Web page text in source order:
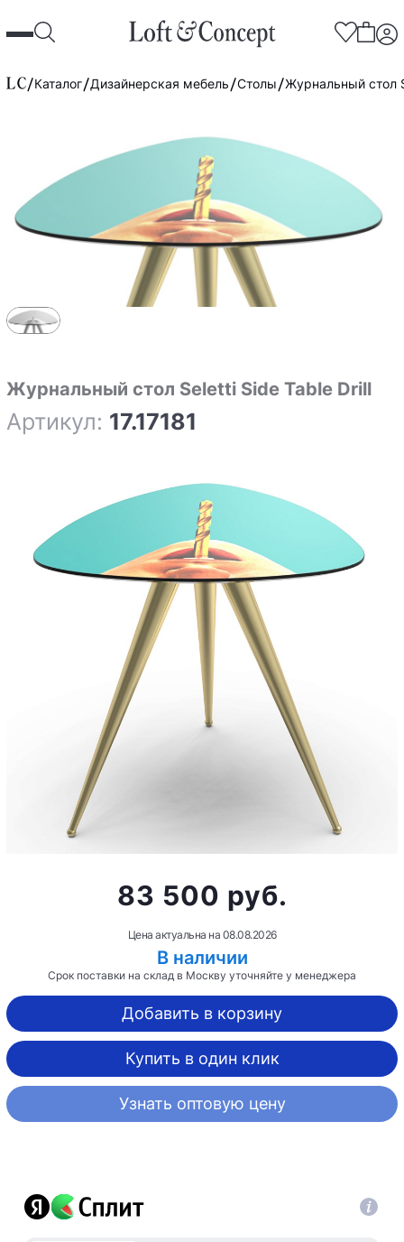
Каталог Дизайнерская мебель Столы Журнальный стол
Журнальный стол Seletti Side Table Drill
Артикул: 17.17181
83 500 руб.
Цена актуальна на 08.08.2026
В наличии
Срок поставки на склад в Москву уточняйте у менеджера
Добавить в корзину
Купить в один клик
Узнать оптовую цену